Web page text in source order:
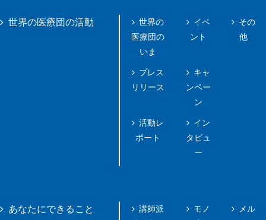
世界の医療団の活動
世界の
医療団の
いま
プレス
リリース
活動レ
ポート
イベ
ント
キャ
ンペー
ン
イン
タビュ
ー
その
他
あなたにできること
講師派
モノ
メル